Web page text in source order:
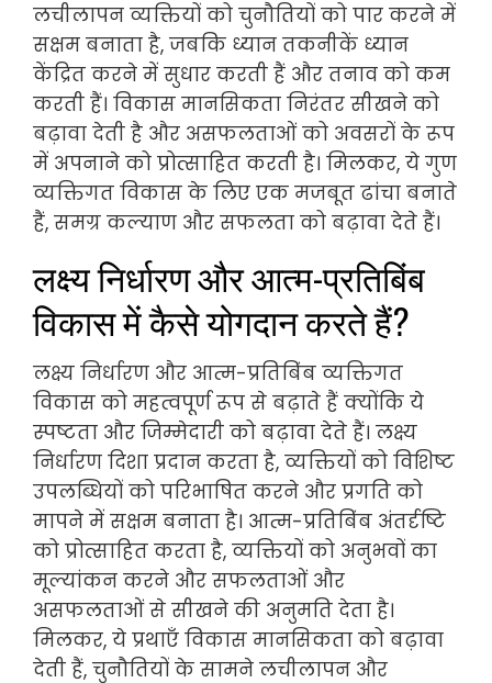
लचीलापन व्यक्तियों को चुनौतियों को पार करने में
सक्षम बनाता है, जबकि ध्यान तकनीकें ध्यान
केंद्रित करने में सुधार करती हैं और तनाव को कम
करती हैं। विकास मानसिकता निरंतर सीखने को
बढ़ावा देती है और असफलताओं को अवसरों के रूप
में अपनाने को प्रोत्साहित करती है। मिलकर, ये गुण
व्यक्तिगत विकास के लिए एक मजबूत ढांचा बनाते
हैं, समग्र कल्याण और सफलता को बढ़ावा देते हैं।
लक्ष्य निर्धारण और आत्म-प्रतिबिंब
विकास में कैसे योगदान करते हैं?
लक्ष्य निर्धारण और आत्म-प्रतिबिंब व्यक्तिगत
विकास को महत्वपूर्ण रूप से बढ़ाते हैं क्योंकि ये
स्पष्टता और जिम्मेदारी को बढ़ावा देते हैं। लक्ष्य
निर्धारण दिशा प्रदान करता है, व्यक्तियों को विशिष्ट
उपलब्धियों को परिभाषित करने और प्रगति को
मापने में सक्षम बनाता है। आत्म-प्रतिबिंब अंतर्दृष्टि
को प्रोत्साहित करता है, व्यक्तियों को अनुभवों का
मूल्यांकन करने और सफलताओं और
असफलताओं से सीखने की अनुमति देता है।
मिलकर, ये प्रथाएँ विकास मानसिकता को बढ़ावा
देती हैं, चुनौतियों के सामने लचीलापन और